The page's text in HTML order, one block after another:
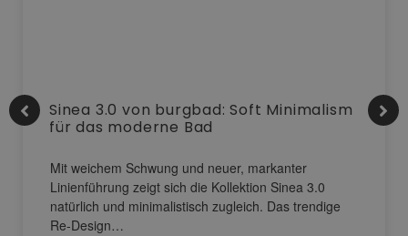
Sinea 3.0 von burgbad: Soft Minimalism
für das moderne Bad
Mit weichem Schwung und neuer, markanter
Linienführung zeigt sich die Kollektion Sinea 3.0
natürlich und minimalistisch zugleich. Das trendige
Re-Design…